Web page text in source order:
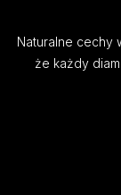
Naturalne cechy
że każdy